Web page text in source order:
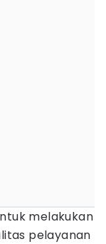
melakukan
pelayanan